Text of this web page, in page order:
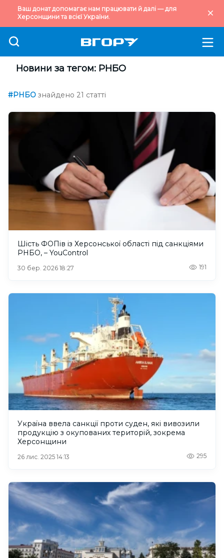
Ваш донат допомагає нам працювати й далі — для
Херсонщини та всієї України.
Новини за тегом: РНБО
#РНБО знайдено 21 статті
Шість ФОПів із Херсонської області під санкціями
РНБО, – YouControl
30 бер. 2026 18:27 191
Україна ввела санкції проти суден, які вивозили
продукцію з окупованих територій, зокрема
Херсонщини
26 лис. 2025 14:13 295